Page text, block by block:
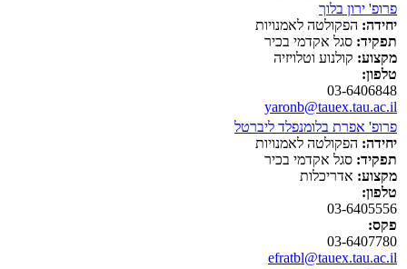
פרופ' ירון בלוך
יחידה: הפקולטה לאמנויות
תפקיד: סגל אקדמי בכיר
מקצוע: קולנוע וטלויזיה
טלפון:
03-6406848
yaronb@tauex.tau.ac.il
פרופ' אפרת בלומנפלד ליברטל
יחידה: הפקולטה לאמנויות
תפקיד: סגל אקדמי בכיר
מקצוע: אדריכלות
טלפון:
03-6405556
פקס:
03-6407780
efratbl@tauex.tau.ac.il